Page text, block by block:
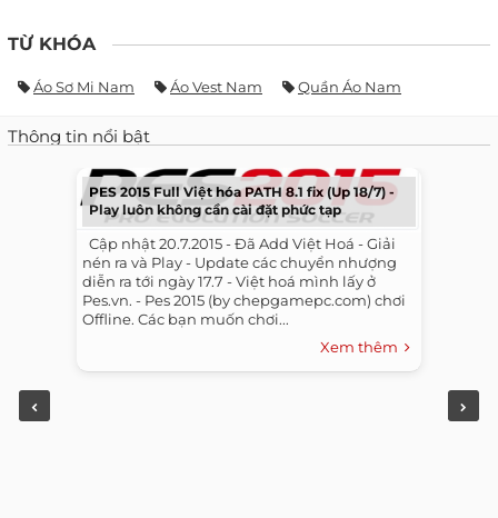
TỪ KHÓA
Áo Sơ Mi Nam Áo Vest Nam Quần Áo Nam
Thông tin nổi bật
PES 2015 Full Việt hóa PATH 8.1 fix (Up 18/7) -
Play luôn không cần cài đặt phức tạp
​ ​ Cập nhật 20.7.2015 - Đã Add Việt Hoá - Giải
nén ra và Play - Update các chuyển nhượng
diễn ra tới ngày 17.7 - Việt hoá mình lấy ở
Pes.vn. - Pes 2015 (by chepgamepc.com) chơi
Offline. Các bạn muốn chơi...
Xem thêm